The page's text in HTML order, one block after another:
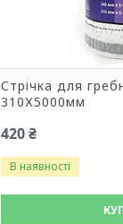
Стрічка для
310Х5000мм
420 ₴
В наявності